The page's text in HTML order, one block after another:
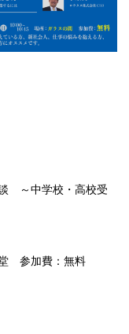
～中学校・高校受
参加費：無料